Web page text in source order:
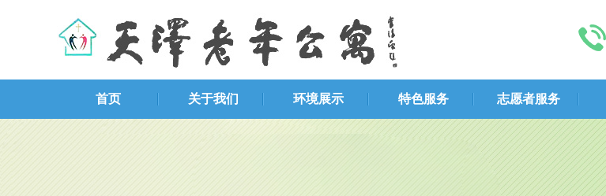
首页 关于我们 环境展示 特色服务 志愿者服务